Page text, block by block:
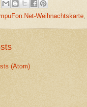
Weihnachtskarte
(Atom)